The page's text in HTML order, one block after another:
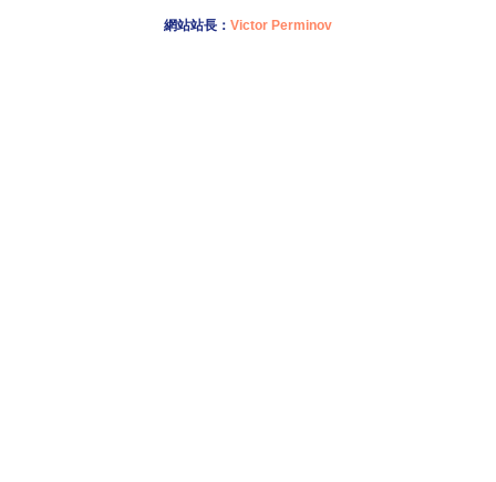
網站站長： Victor Perminov